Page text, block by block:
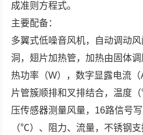
成准则方程式。
主要配备：
多翼式低噪音风机，自动调动
洞，翅片加热管，加热由固体
热功率（W），数字显露电流
片管簇顺排和叉排结合，温度
压传感器测量风量，16路信号
（℃）、阻力、流量，不锈钢支